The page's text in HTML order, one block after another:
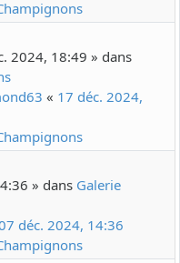
2024, 18:49 » dans
« 17 déc. 2024,
» dans Galerie
déc. 2024, 14:36